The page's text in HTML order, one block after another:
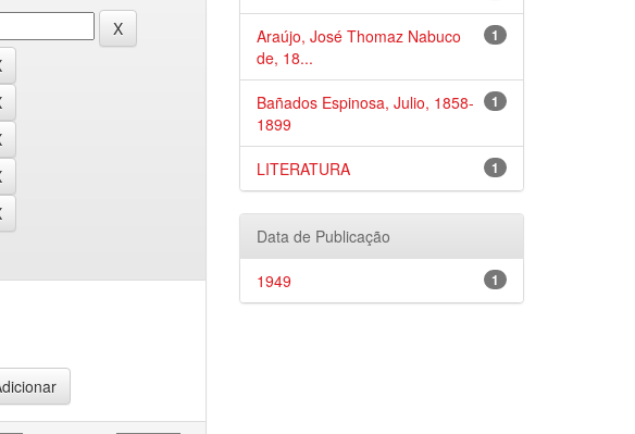
1
Araújo, José Thomaz Nabuco
de, 18...
1
Bañados Espinosa, Julio, 1858-
1899
1
LITERATURA
Data de Publicação
1
1949